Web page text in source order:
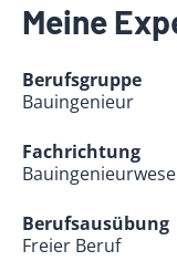
Meine
Berufsgruppe
Bauingenieur
Fachrichtung
Berufsausübung
Freier Beruf